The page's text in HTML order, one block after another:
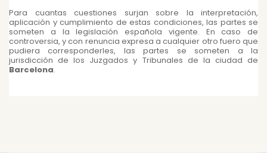
Para cuantas cuestiones surjan sobre la interpretación,
aplicación y cumplimiento de estas condiciones, las partes se
someten a la legislación española vigente. En caso de
controversia, y con renuncia expresa a cualquier otro fuero que
pudiera corresponderles, las partes se someten a la
jurisdicción de los Juzgados y Tribunales de la ciudad de
Barcelona.